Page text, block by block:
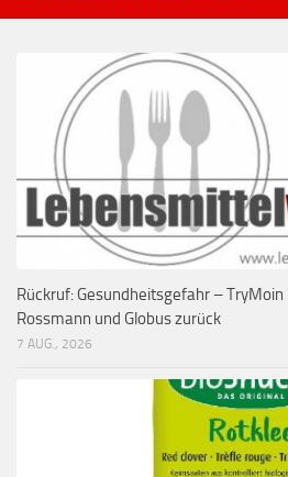
Rückruf: Gesundheitsgefahr –
Rossmann und Globus zurück
7 AUG., 2026